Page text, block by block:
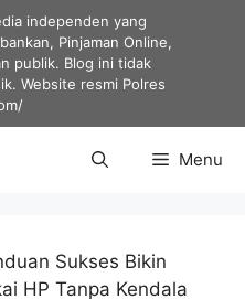
independen yang
Pinjaman Online,
publik. Blog ini tidak
Website resmi Polres
Menu
Sukses Bikin
HP Tanpa Kendala